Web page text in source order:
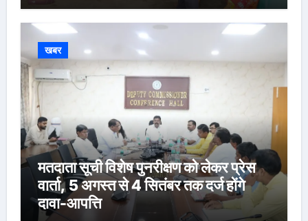
खबर
मतदाता सूची विशेष पुनरीक्षण को लेकर प्रेस
वार्ता, 5 अगस्त से 4 सितंबर तक दर्ज होंगे
दावा-आपत्ति